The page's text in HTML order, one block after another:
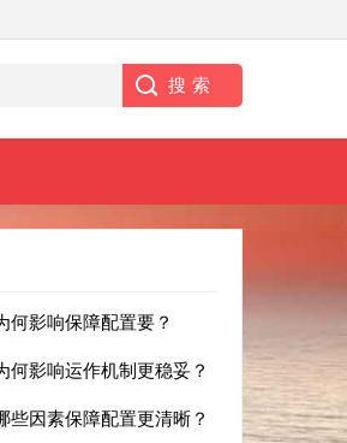
何影响保障配置要？
何影响运作机制更稳妥？
些因素保障配置更清晰？